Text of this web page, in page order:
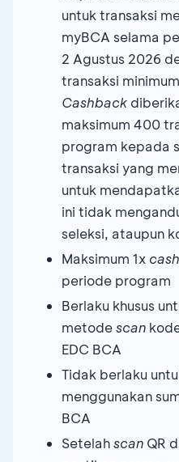
untuk transaksi
myBCA selama
2 Agustus 2026
transaksi
Cashback
maksimum 400
program kepada
transaksi yang
untuk
ini tidak
seleksi, ataupun
Maksimum 1x
periode program
Berlaku khusus
metodescan
EDC BCA
Tidak berlaku
menggunakan
BCA
Setelahscan QR